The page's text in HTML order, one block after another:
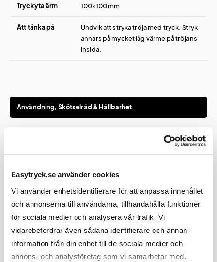
Easytryck.se använder cookies
Vi använder enhetsidentifierare för att anpassa innehållet
och annonserna till användarna, tillhandahålla funktioner
för sociala medier och analysera vår trafik. Vi
vidarebefordrar även sådana identifierare och annan
information från din enhet till de sociala medier och
annons- och analysföretag som vi samarbetar med.
Tryckyta ärm 100x100 mm
Att tänka på
Undvik att stryka tröja med tryck. Stryk
annars på mycket låg värme på tröjans
insida.
Användning, Skötselråd & Hållbarhet
Blekning Tål ej blekning
Varumärke, modell & storlekar